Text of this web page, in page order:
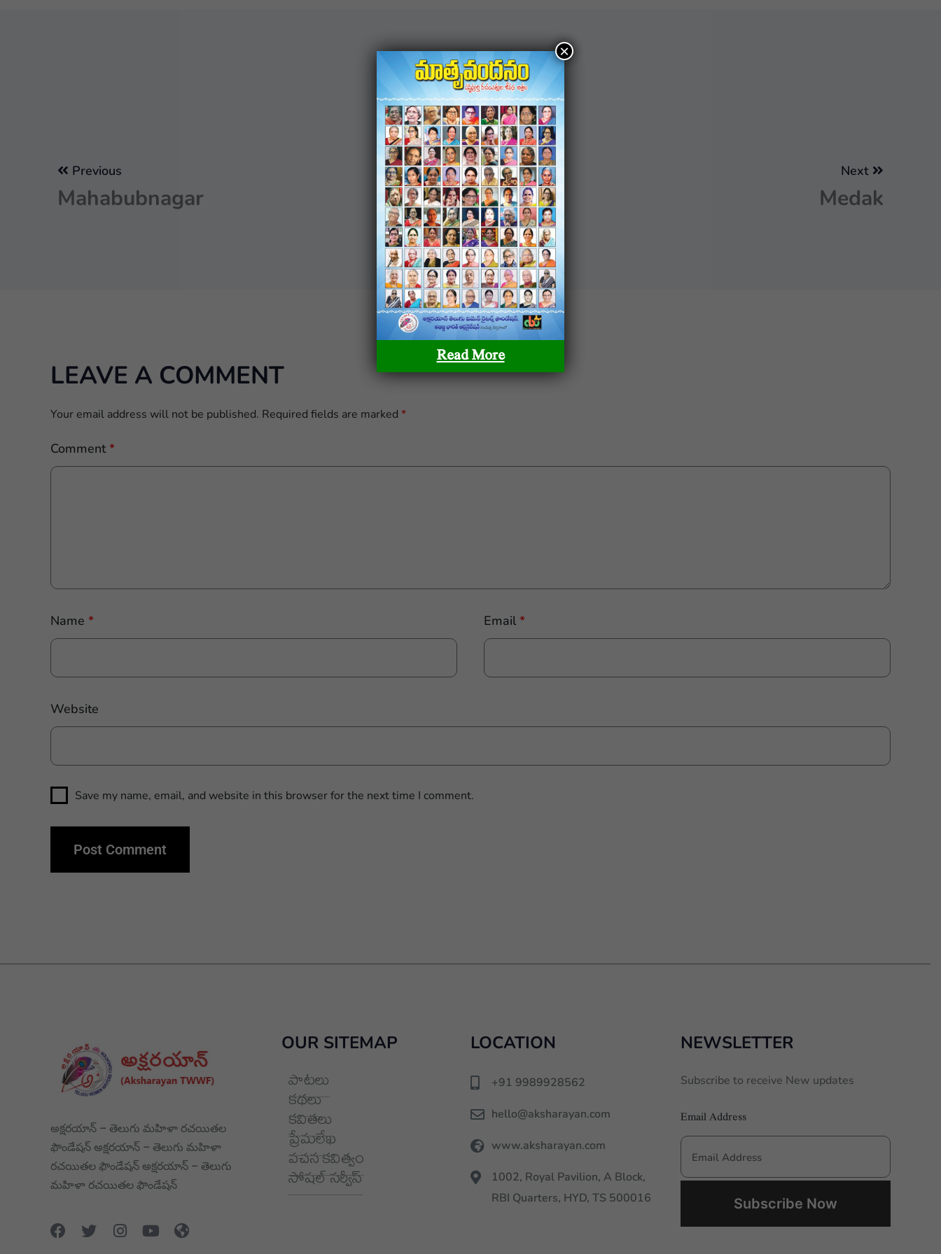
NAVIGATION
Previous
Mahabubnagar
Next
Medak
LEAVE A COMMENT
Your email address will not be published. Required fields are marked *
Comment*
Name * Email*
Website
Save my name, email, and website in this browser for the next time I comment.
అక్షరయాన్ – తెలుగు మహిళా రచయితల
ఫౌండేషన్ అక్షరయాన్ – తెలుగు మహిళా
రచయితల ఫౌండేషన్ అక్షరయాన్ – తెలుగు
మహిళా రచయితల ఫౌండేషన్
OUR SITEMAP
పాటలు
కథలు
కవితలు
ప్రేమలేఖ
వచన కవిత్వం
సోషల్ సర్వీస్
LOCATION
+91 9989928562
hello@aksharayan.com
www.aksharayan.com
1002, Royal Pavilion, A Block,
RBI Quarters, HYD, TS 500016
NEWSLETTER
Subscribe to receive New updates
Email Address
Read More
×